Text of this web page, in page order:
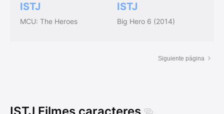
ISTJ
MCU: The Heroes
ISTJ
Big Hero 6 (2014)
Siguiente página